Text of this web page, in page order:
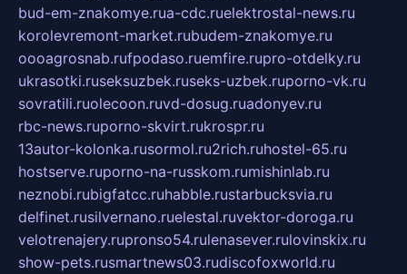
bud-em-znakomye.rua-cdc.ruelektrostal-news.ru
korolevremont-market.rubudem-znakomye.ru
oooagrosnab.rufpodaso.ruemfire.rupro-otdelky.ru
ukrasotki.ruseksuzbek.ruseks-uzbek.ruporno-vk.ru
sovratili.ruolecoon.ruvd-dosug.ruadonyev.ru
rbc-news.ruporno-skvirt.rukrospr.ru
13autor-kolonka.rusormol.ru2rich.ruhostel-65.ru
hostserve.ruporno-na-russkom.rumishinlab.ru
neznobi.rubigfatcc.ruhabble.rustarbucksvia.ru
delfinet.rusilvernano.ruelestal.ruvektor-doroga.ru
velotrenajery.rupronso54.rulenasever.rulovinskix.ru
show-pets.rusmartnews03.rudiscofoxworld.ru